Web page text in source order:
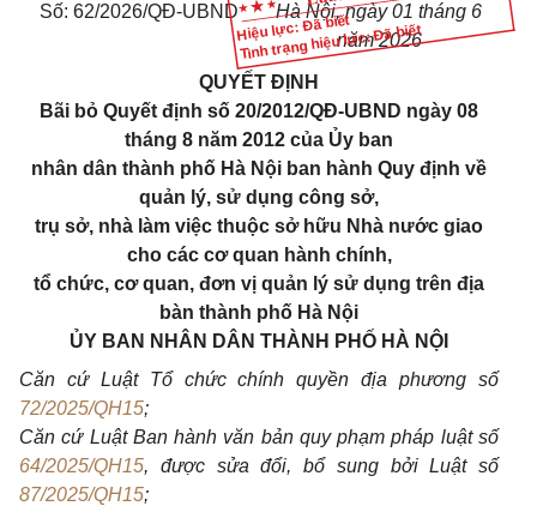
Hiệu lực: Đã biết
Tình trạng hiệu lực: Đã biết
Số: 62/2026/QĐ-UBND
Hà Nội, ngày 01 tháng 6
năm 2026
QUYẾT ĐỊNH
Bãi bỏ Quyết định số 20/2012/QĐ-UBND ngày 08
tháng 8 năm 2012 của Ủy ban
nhân dân thành phố Hà Nội ban hành Quy định về
quản lý, sử dụng công sở,
trụ sở, nhà làm việc thuộc sở hữu Nhà nước giao
cho các cơ quan hành chính,
tổ chức, cơ quan, đơn vị quản lý sử dụng trên địa
bàn thành phố Hà Nội
ỦY BAN NHÂN DÂN THÀNH PHỐ HÀ NỘI
Căn cứ Luật Tổ chức chính quyền địa phương số
72/2025/QH15;
Căn cứ Luật Ban hành văn bản quy phạm pháp luật số
64/2025/QH15, được sửa đổi, bổ sung bởi Luật số
87/2025/QH15;